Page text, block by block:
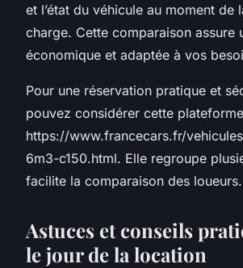
et l’état du véhicule au moment de
charge. Cette comparaison assure
économique et adaptée à vos
Pour une réservation pratique et
pouvez considérer cette
https://www.francecars.fr/
6m3-c150.html. Elle regroupe
facilite la comparaison des loueurs.
Astuces et conseils
le jour de la location